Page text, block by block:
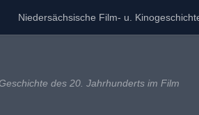
Niedersächsische Film- u.
des 20. Jahrhunderts im Film